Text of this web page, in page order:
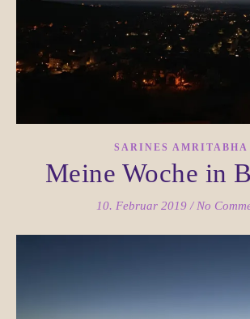
SARINES AMRITABHA
Meine Woche in
10. Februar 2019 / No